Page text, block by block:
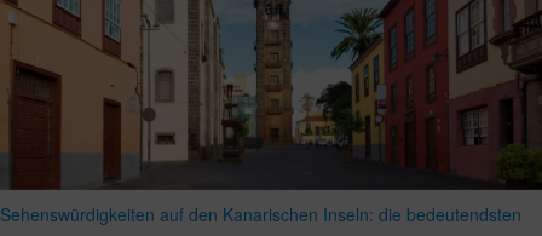
Sehenswürdigkeiten auf den Kanarischen Inseln: die bedeutendsten